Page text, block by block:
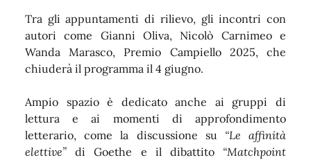
Tra gli appuntamenti di rilievo, gli incontri con
autori come Gianni Oliva, Nicolò Carnimeo e
Wanda Marasco, Premio Campiello 2025, che
chiuderà il programma il 4 giugno.
Ampio spazio è dedicato anche ai gruppi di
lettura e ai momenti di approfondimento
letterario, come la discussione su “Le affinità
elettive” di Goethe e il dibattito “Matchpoint